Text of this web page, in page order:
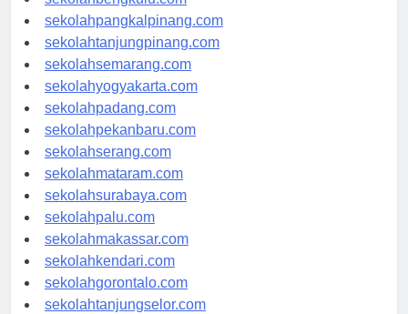
sekolahpangkalpinang.com
sekolahtanjungpinang.com
sekolahsemarang.com
sekolahyogyakarta.com
sekolahpadang.com
sekolahpekanbaru.com
sekolahserang.com
sekolahmataram.com
sekolahsurabaya.com
sekolahpalu.com
sekolahmakassar.com
sekolahkendari.com
sekolahgorontalo.com
sekolahtanjungselor.com